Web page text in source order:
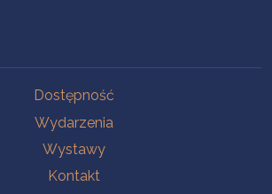
Dostępność
Wydarzenia
Wystawy
Kontakt